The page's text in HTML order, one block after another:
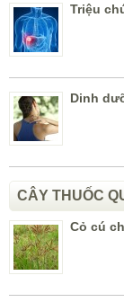
Triệu
Dinh
CÂY THUỐC
Cỏ cú